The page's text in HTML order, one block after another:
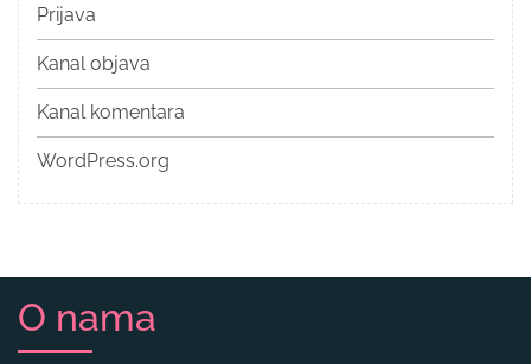
Prijava
Kanal objava
Kanal komentara
WordPress.org
O nama